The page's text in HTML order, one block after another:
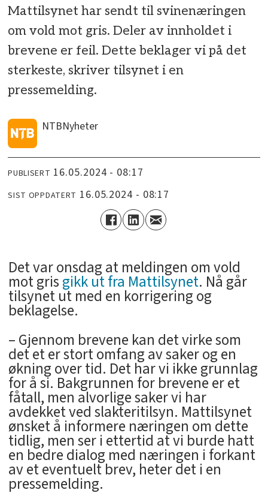
Mattilsynet har sendt til svinenæringen
om vold mot gris. Deler av innholdet i
brevene er feil. Dette beklager vi på det
sterkeste, skriver tilsynet i en
pressemelding.
NTBNyheter
PUBLISERT 16.05.2024 - 08:17
SIST OPPDATERT 16.05.2024 - 08:17
Det var onsdag at meldingen om vold
mot grisgikk ut fra Mattilsynet. Nå går
tilsynet ut med en korrigering og
beklagelse.
– Gjennom brevene kan det virke som
det et er stort omfang av saker og en
økning over tid. Det har vi ikke grunnlag
for å si. Bakgrunnen for brevene er et
fåtall, men alvorlige saker vi har
avdekket ved slakteritilsyn. Mattilsynet
ønsket å informere næringen om dette
tidlig, men ser i ettertid at vi burde hatt
en bedre dialog med næringen i forkant
av et eventuelt brev, heter det i en
pressemelding.